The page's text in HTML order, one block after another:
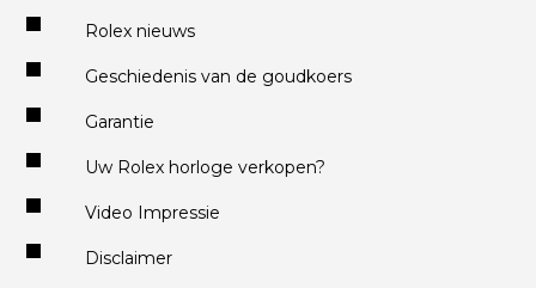
Rolex nieuws
Geschiedenis van de goudkoers
Garantie
Uw Rolex horloge verkopen?
Video Impressie
Disclaimer